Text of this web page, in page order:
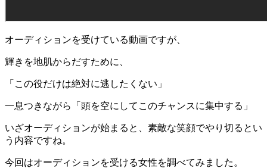
オーディションを受けている動画ですが、
輝きを地肌からだすために、
「この役だけは絶対に逃したくない」
一息つきながら「頭を空にしてこのチャンスに集中する」
いざオーディションが始まると、素敵な笑顔でやり切るとい
う内容ですね。
今回はオーディションを受ける女性を調べてみました。